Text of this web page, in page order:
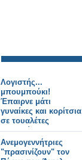
Λογιστής...
μπουμπούκι!
Έπαιρνε μάτι
γυναίκες και κορίτσια
σε τουαλέτες
μαγαζιών
Ανεμογεννήτριες
"πρασινίζουν" τον